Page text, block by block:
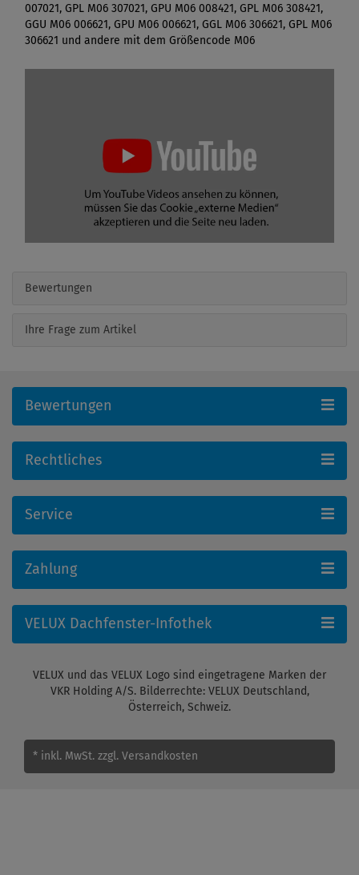
007021, GPL M06 307021, GPU M06 008421, GPL M06 308421,
GGU M06 006621, GPU M06 006621, GGL M06 306621, GPL M06
306621 und andere mit dem Größencode M06
Bewertungen
Ihre Frage zum Artikel
Bewertungen
Rechtliches
Service
Zahlung
VELUX Dachfenster-Infothek
VELUX und das VELUX Logo sind eingetragene Marken der
VKR Holding A/S. Bilderrechte: VELUX Deutschland,
Österreich, Schweiz.
* inkl. MwSt. zzgl. Versandkosten